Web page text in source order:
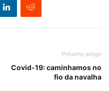
Próximo artigo
Covid-19: caminhamos no
fio da navalha